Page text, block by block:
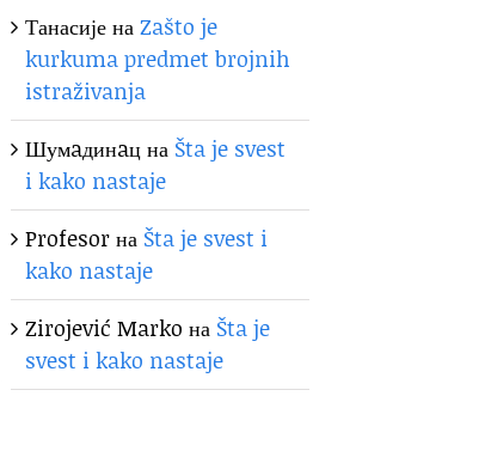
ТанасијенаZašto je
kurkuma predmet brojnih
istraživanja
Шумaдинaцна Šta je svest
i kako nastaje
Profesorна Šta je svest i
kako nastaje
Zirojević Marko на Šta je
svest i kako nastaje